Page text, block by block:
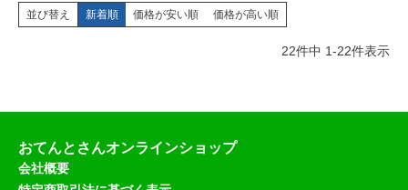
並び替え 新着順 価格が安い順 価格が高い順
22件中 1-22件表示
おてんとさんオンラインショップ
会社概要